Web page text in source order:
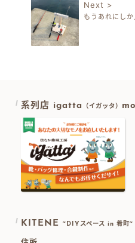
Next >
もうあれにしか
系列店 igatta （イガッタ）
KITENE ~DIYスペース in 肴町~